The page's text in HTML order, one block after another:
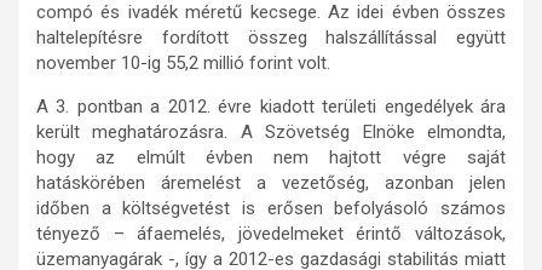
compó és ivadék méretű kecsege. Az idei évben összes
haltelepítésre fordított összeg halszállítással együtt
november 10-ig 55,2 millió forint volt.
A 3. pontban a 2012. évre kiadott területi engedélyek ára
került meghatározásra. A Szövetség Elnöke elmondta,
hogy az elmúlt évben nem hajtott végre saját
hatáskörében áremelést a vezetőség, azonban jelen
időben a költségvetést is erősen befolyásoló számos
tényező – áfaemelés, jövedelmeket érintő változások,
üzemanyagárak -, így a 2012-es gazdasági stabilitás miatt